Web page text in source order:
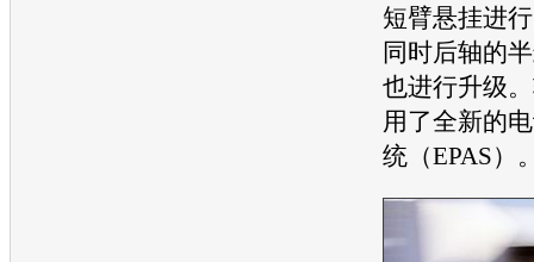
短臂悬挂进
同时后轴的
也进行升级
用了全新的
统（EPAS）